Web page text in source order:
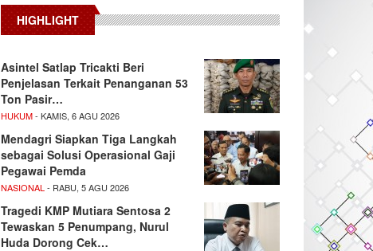
HIGHLIGHT
Asintel Satlap Tricakti Beri
Penjelasan Terkait Penanganan 53
Ton Pasir…
HUKUM- KAMIS, 6 AGU 2026
Mendagri Siapkan Tiga Langkah
sebagai Solusi Operasional Gaji
Pegawai Pemda
NASIONAL - RABU, 5 AGU 2026
Tragedi KMP Mutiara Sentosa 2
Tewaskan 5 Penumpang, Nurul
Huda Dorong Cek…